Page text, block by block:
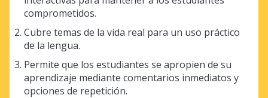
comprometidos.
Cubre temas de la vida real para un uso práctico
de la lengua.
Permite que los estudiantes se apropien de su
aprendizaje mediante comentarios inmediatos y
opciones de repetición.